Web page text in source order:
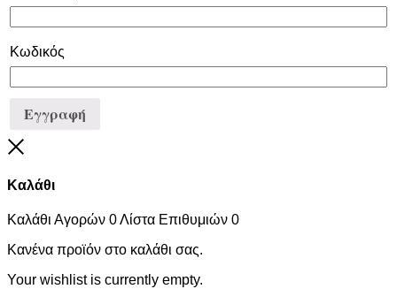
Κωδικός
Εγγραφή
Καλάθι
Καλάθι Αγορών 0Λίστα Επιθυμιών 0
Κανένα προϊόν στο καλάθι σας.
Your wishlist is currently empty.